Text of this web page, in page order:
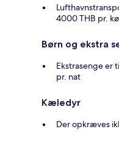
4000 THB pr.
Børn og ekstra
Ekstrasenge er
pr. nat
Kæledyr
Der opkræves